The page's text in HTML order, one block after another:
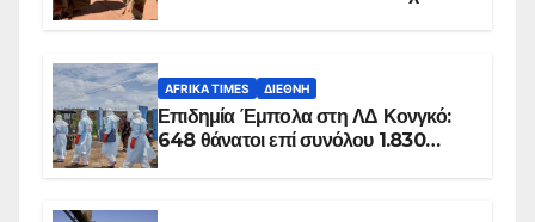
AFRIKA TIMES ΔΙΕΘΝΉ
Επιδημία Έμπολα στη ΛΔ Κονγκό:
648 θάνατοι επί συνόλου 1.830